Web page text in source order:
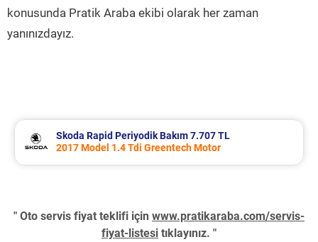
konusunda Pratik Araba ekibi olarak her zaman
yanınızdayız.
Skoda Rapid Periyodik Bakım 7.707 TL
2017 Model 1.4 Tdi Greentech Motor
" Oto servis fiyat teklifi için www.pratikaraba.com/servis-
fiyat-listesi tıklayınız. "